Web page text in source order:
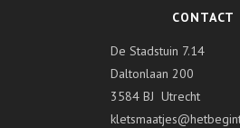
CONTACT
De Stadstuin 7.14
Daltonlaan 200
3584 BJ Utrecht